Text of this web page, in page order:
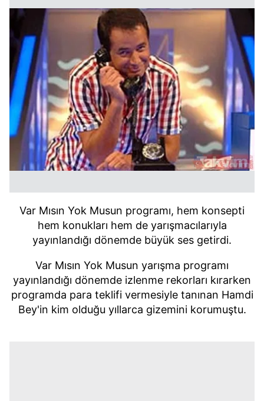
Var Mısın Yok Musun programı, hem konsepti
hem konukları hem de yarışmacılarıyla
yayınlandığı dönemde büyük ses getirdi.
Var Mısın Yok Musun yarışma programı
yayınlandığı dönemde izlenme rekorları kırarken
programda para teklifi vermesiyle tanınan Hamdi
Bey'in kim olduğu yıllarca gizemini korumuştu.